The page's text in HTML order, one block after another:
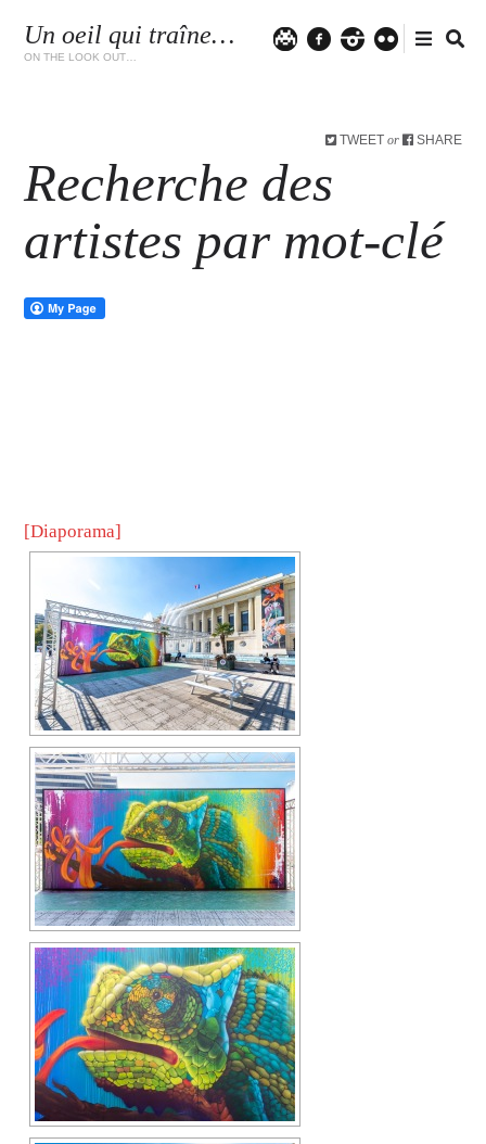
Un oeil qui traîne…
ON THE LOOK OUT…
TWEET or SHARE
Recherche des
artistes par mot-clé
[Diaporama]